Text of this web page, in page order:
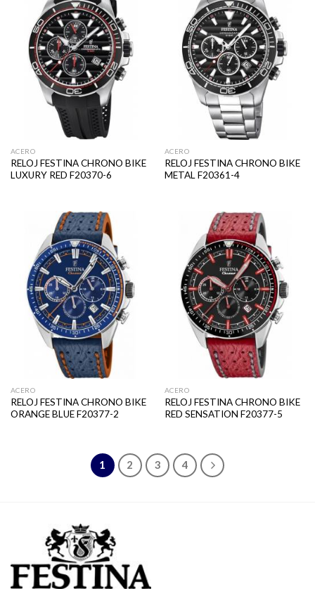
ACERO
RELOJ FESTINA CHRONO BIKE
LUXURY RED F20370-6
ACERO
RELOJ FESTINA CHRONO BIKE
METAL F20361-4
ACERO
RELOJ FESTINA CHRONO BIKE
ORANGE BLUE F20377-2
ACERO
RELOJ FESTINA CHRONO BIKE
RED SENSATION F20377-5
1 2 3 4